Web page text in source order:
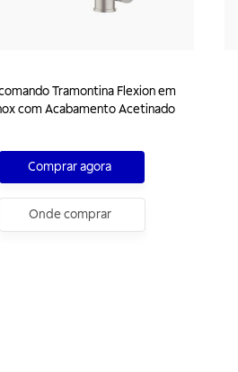
Tramontina Flexion em
com Acabamento Acetinado
Comprar agora
Onde comprar